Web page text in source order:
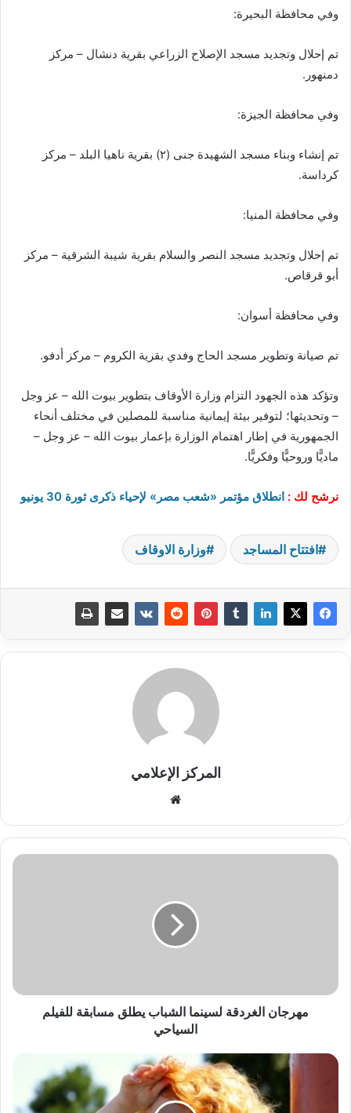
وفي محافظة البحيرة:
تم إحلال وتجديد مسجد الإصلاح الزراعي بقرية دنشال – مركز
دمنهور.
وفي محافظة الجيزة:
تم إنشاء وبناء مسجد الشهيدة جنى (٢) بقرية ناهيا البلد – مركز
كرداسة.
وفي محافظة المنيا:
تم إحلال وتجديد مسجد النصر والسلام بقرية شيبة الشرقية – مركز
أبو قرقاص.
وفي محافظة أسوان:
تم صيانة وتطوير مسجد الحاج وفدي بقرية الكروم – مركز أدفو.
وتؤكد هذه الجهود التزام وزارة الأوقاف بتطوير بيوت الله – عز وجل
– وتحديثها؛ لتوفير بيئة إيمانية مناسبة للمصلين في مختلف أنحاء
الجمهورية في إطار اهتمام الوزارة بإعمار بيوت الله – عز وجل –
ماديًّا وروحيًّا وفكريًّا.
نرشح لك : انطلاق مؤتمر «شعب مصر» لإحياء ذكرى ثورة 30 يونيو
افتتاح المساجد وزارة الاوقاف
المركز الإعلامي
مهرجان
مهرجان الغردقة لسينما الشباب يطلق مسابقة للفيلم
السياحي
ازاي